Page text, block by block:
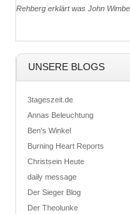
Rehberg erklärt was John
UNSERE BLOGS
3tageszeit.de
Annas Beleuchtung
Ben's Winkel
Burning Heart Reports
Christsein Heute
daily message
Der Sieger Blog
Der Theolunke